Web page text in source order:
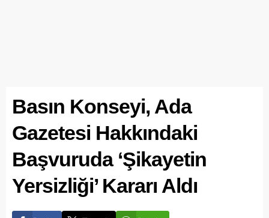
Basın Konseyi, Ada
Gazetesi Hakkındaki
Başvuruda ‘Şikayetin
Yersizliği’ Kararı Aldı